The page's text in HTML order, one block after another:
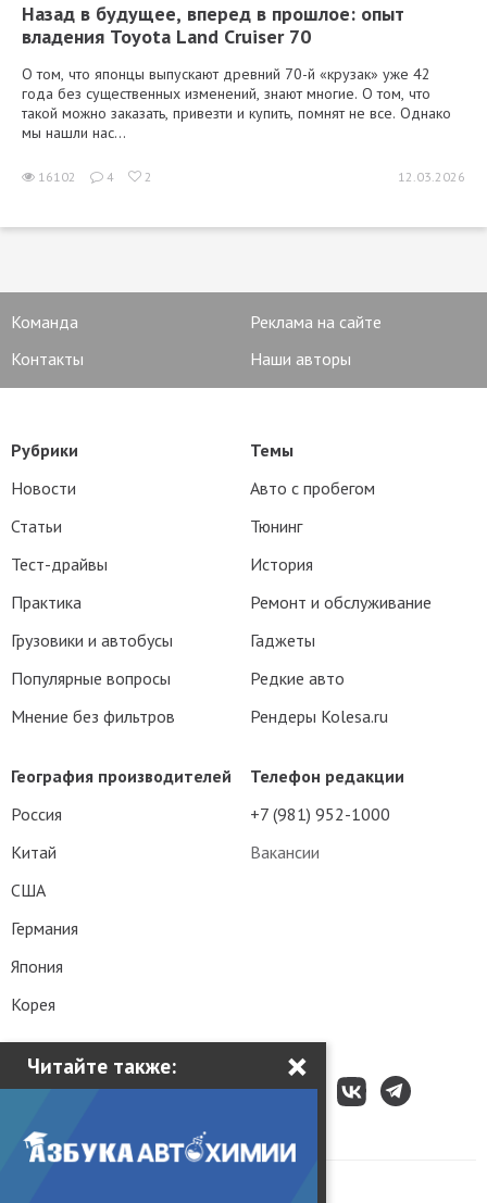
Читайте также: ×
Назад в будущее, вперед в прошлое: опыт
владения Toyota Land Cruiser 70
О том, что японцы выпускают древний 70-й «крузак» уже 42
года без существенных изменений, знают многие. О том, что
такой можно заказать, привезти и купить, помнят не все. Однако
мы нашли нас...
16102 4 2 12.03.2026
Команда
Реклама на сайте
Контакты
Наши авторы
Телефон редакции
+7 (981) 952-1000
Вакансии
Рубрики
Новости
Статьи
Тест-драйвы
Практика
Грузовики и автобусы
Популярные вопросы
Мнение без фильтров
Темы
Авто с пробегом
Тюнинг
История
Ремонт и обслуживание
Гаджеты
Редкие авто
Рендеры Kolesa.ru
География производителей
Россия
Китай
США
Германия
Япония
Корея